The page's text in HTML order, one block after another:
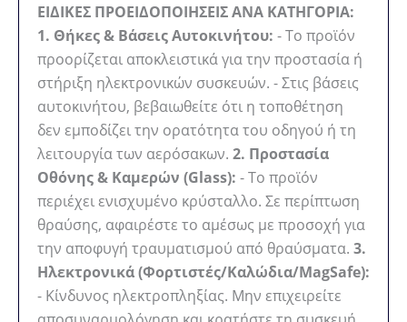
ΕΙΔΙΚΕΣ ΠΡΟΕΙΔΟΠΟΙΗΣΕΙΣ ΑΝΑ ΚΑΤΗΓΟΡΙΑ:
1. Θήκες & Βάσεις Αυτοκινήτου: - Το προϊόν
προορίζεται αποκλειστικά για την προστασία ή
στήριξη ηλεκτρονικών συσκευών. - Στις βάσεις
αυτοκινήτου, βεβαιωθείτε ότι η τοποθέτηση
δεν εμποδίζει την ορατότητα του οδηγού ή τη
λειτουργία των αερόσακων. 2. Προστασία
Οθόνης & Καμερών (Glass): - Το προϊόν
περιέχει ενισχυμένο κρύσταλλο. Σε περίπτωση
θραύσης, αφαιρέστε το αμέσως με προσοχή για
την αποφυγή τραυματισμού από θραύσματα. 3.
Ηλεκτρονικά (Φορτιστές/Καλώδια/MagSafe):
- Κίνδυνος ηλεκτροπληξίας. Μην επιχειρείτε